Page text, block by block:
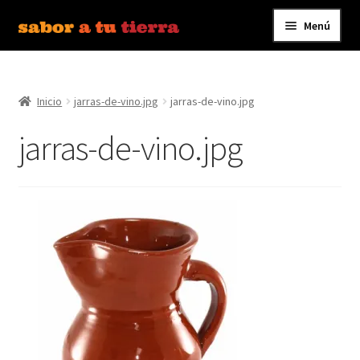
Ir
a
Ir
al
Menú
Bebidas
Caldos, Salsas y Condimentos
Conservas y Platos Preparados
Contáctanos
Inicio jarras-de-vino.jpg jarras-de-vino.jpg
jarras-de-vino.jpg